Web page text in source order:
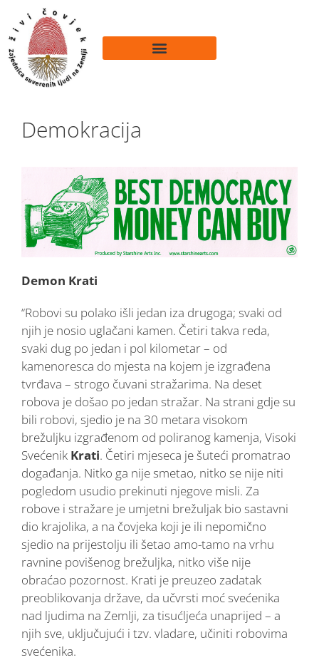
Demokracija
Demon Krati
“Robovi su polako išli jedan iza drugoga; svaki od
njih je nosio uglačani kamen. Četiri takva reda,
svaki dug po jedan i pol kilometar – od
kamenoresca do mjesta na kojem je izgrađena
tvrđava – strogo čuvani stražarima. Na deset
robova je došao po jedan stražar. Na strani gdje su
bili robovi, sjedio je na 30 metara visokom
brežuljku izgrađenom od poliranog kamenja, Visoki
Svećenik Krati. Četiri mjeseca je šuteći promatrao
događanja. Nitko ga nije smetao, nitko se nije niti
pogledom usudio prekinuti njegove misli. Za
robove i stražare je umjetni brežuljak bio sastavni
dio krajolika, a na čovjeka koji je ili nepomično
sjedio na prijestolju ili šetao amo-tamo na vrhu
ravnine povišenog brežuljka, nitko više nije
obraćao pozornost. Krati je preuzeo zadatak
preoblikovanja države, da učvrsti moć svećenika
nad ljudima na Zemlji, za tisućljeća unaprijed – a
njih sve, uključujući i tzv. vladare, učiniti robovima
svećenika.